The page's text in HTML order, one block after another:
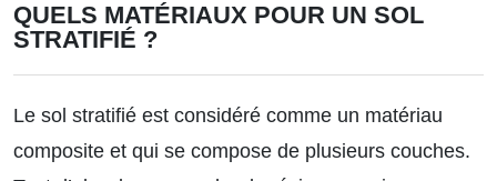
QUELS MATÉRIAUX POUR UN SOL
STRATIFIÉ ?
Le sol stratifié est considéré comme un matériau
composite et qui se compose de plusieurs couches.